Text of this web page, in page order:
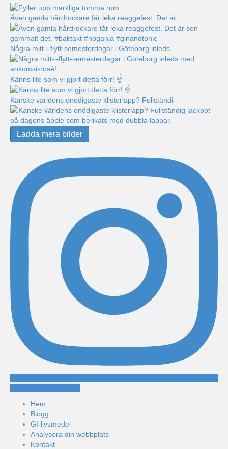
Även gamla hårdrockare får leka reaggefest. Det är
Några mitt-i-flytt-semesterdagar i Göteborg inleds
Känns lite som vi gjort detta förr! ☝️
Kanske världens onödigaste klisterlapp? Fullständi
Ladda mera bilder
Hem
Blogg
GI-livsmedel
Analysera din webbplats
Kontakt